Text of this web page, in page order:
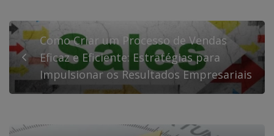
Como Criar um Processo de Vendas
Eficaz e Eficiente: Estratégias para
Impulsionar os Resultados Empresariais